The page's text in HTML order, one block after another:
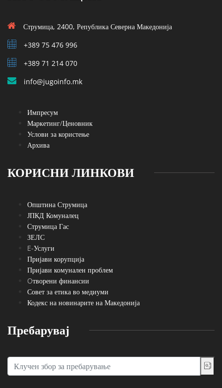
Струмица, 2400, Република Северна Македонија
+389 75 476 996
+389 71 214 070
info@jugoinfo.mk
Импресум
Маркетинг/Ценовник
Услови за користење
Архива
КОРИСНИ ЛИНКОВИ
Општина Струмица
ЈПКД Комуналец
Струмица Гас
ЗЕЛС
E-Услуги
Пријави корупција
Пријави комунален проблем
Oтворени финансии
Совет за етика во медиуми
Кодекс на новинарите на Македонија
Пребарувај